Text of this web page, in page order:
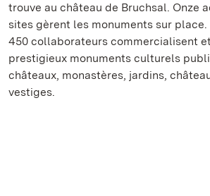
trouve au château de Bruchsal. Onze
sites gèrent les monuments sur
450 collaborateurs commercialisent
prestigieux monuments culturels
châteaux, monastères, jardins,
vestiges.